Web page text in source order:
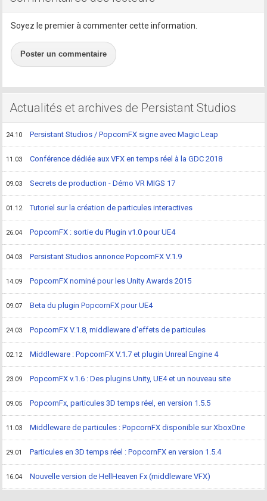
Soyez le premier à commenter cette information.
Poster un commentaire
Actualités et archives de Persistant Studios
24.10 Persistant Studios / PopcornFX signe avec Magic Leap
11.03 Conférence dédiée aux VFX en temps réel à la GDC 2018
09.03 Secrets de production - Démo VR MIGS 17
01.12 Tutoriel sur la création de particules interactives
26.04 PopcornFX : sortie du Plugin v1.0 pour UE4
04.03 Persistant Studios annonce PopcornFX V.1.9
14.09 PopcornFX nominé pour les Unity Awards 2015
09.07 Beta du plugin PopcornFX pour UE4
24.03 PopcornFX V.1.8, middleware d'effets de particules
02.12 Middleware : PopcornFX V.1.7 et plugin Unreal Engine 4
23.09 PopcornFX v.1.6 : Des plugins Unity, UE4 et un nouveau site
09.05 PopcornFx, particules 3D temps réel, en version 1.5.5
11.03 Middleware de particules : PopcornFX disponible sur XboxOne
29.01 Particules en 3D temps réel : PopcornFX en version 1.5.4
16.04 Nouvelle version de HellHeaven Fx (middleware VFX)